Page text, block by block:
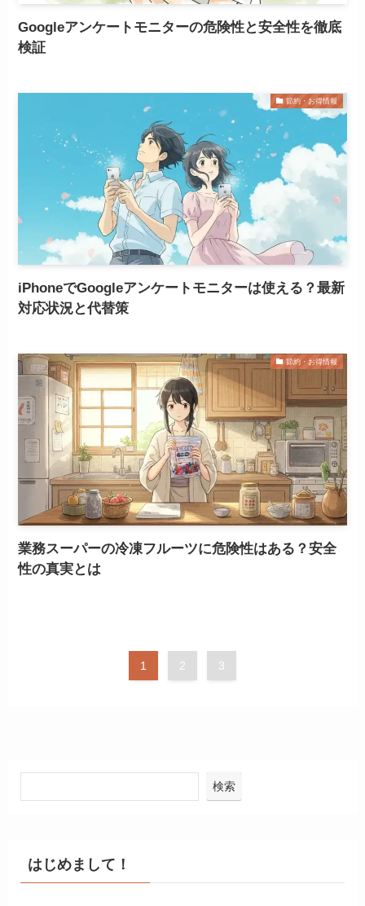
Googleアンケートモニターの危険性と安全性を徹底
検証
節約・お得情報
iPhoneでGoogleアンケートモニターは使える？最新
対応状況と代替策
節約・お得情報
業務スーパーの冷凍フルーツに危険性はある？安全
性の真実とは
1 2 3
検索
はじめまして！